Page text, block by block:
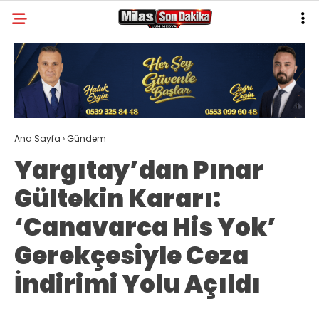
23.4
GALERİ YAZARLAR
MILAS
MUĞLA’DAN
ASAYIŞ
GÜNDEM
EKONOMI
SPOR
VEFAT
Ana Sayfa ›Gündem
Yargıtay’dan Pınar
Gültekin Kararı:
‘Canavarca His Yok’
Gerekçesiyle Ceza
İndirimi Yolu Açıldı